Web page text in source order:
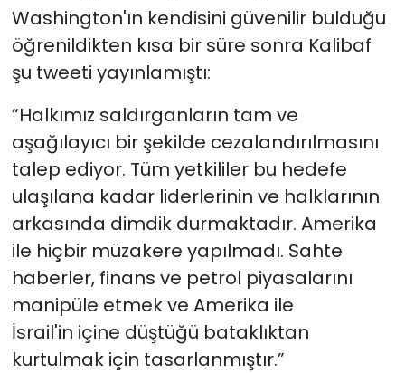
Washington'ın kendisini güvenilir bulduğu
öğrenildikten kısa bir süre sonra Kalibaf
şu tweeti yayınlamıştı:
“Halkımız saldırganların tam ve
aşağılayıcı bir şekilde cezalandırılmasını
talep ediyor. Tüm yetkililer bu hedefe
ulaşılana kadar liderlerinin ve halklarının
arkasında dimdik durmaktadır. Amerika
ile hiçbir müzakere yapılmadı. Sahte
haberler, finans ve petrol piyasalarını
manipüle etmek ve Amerika ile
İsrail'in içine düştüğü bataklıktan
kurtulmak için tasarlanmıştır.”